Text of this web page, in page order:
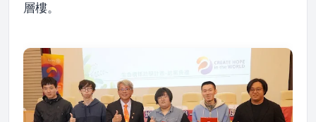
層樓。